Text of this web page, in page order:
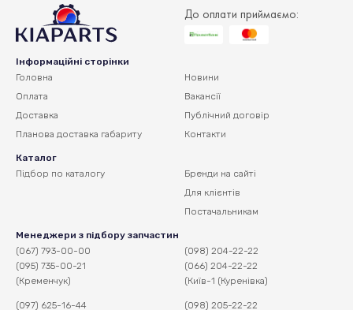
До оплати приймаємо:
Інформаційні сторінки
Головна
Оплата
Доставка
Планова доставка габариту
Новини
Вакансії
Публічний договір
Контакти
Каталог
Підбор по каталогу
Бренди на сайті
Для клієнтів
Постачальникам
Менеджери з підбору запчастин
(067) 793-00-00
(095) 735-00-21
(Кременчук)
(097) 625-16-44
(098) 204-22-22
(066) 204-22-22
(Київ-1 (Куренівка)
(098) 205-22-22